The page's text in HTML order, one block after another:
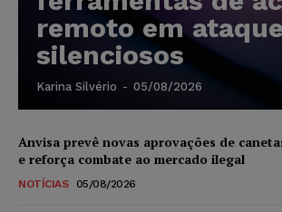
remoto em
silenciosos
Karina Silvério - 05/08/2026
Anvisa prevê novas aprovações de
e reforça combate ao mercado ilegal
NOTÍCIAS 05/08/2026